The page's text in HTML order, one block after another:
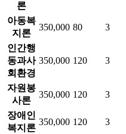
론
아동복
지론
350,000 80 3
인간행
동과사
회환경
350,000 120 3
자원봉
사론
350,000 120 3
장애인
복지론
350,000 120 3